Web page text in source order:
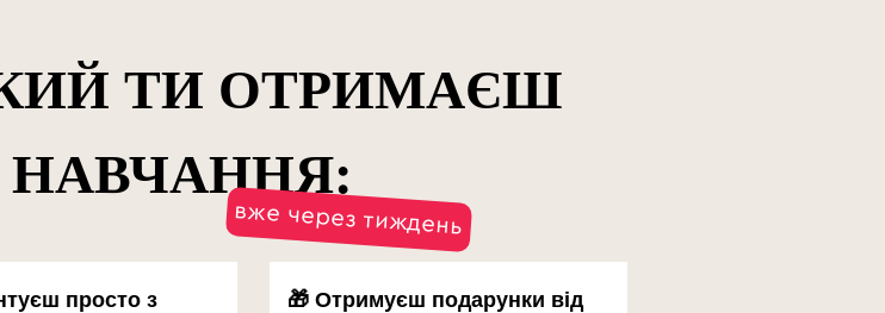
🎁 Отримуєш подарунки від
просто з
ТИ ОТРИМАЄШ
НАВЧАННЯ:
вже через тиждень